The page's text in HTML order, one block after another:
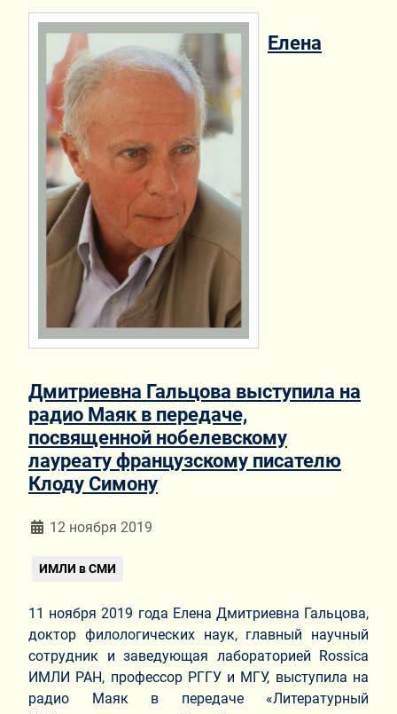
Елена
Дмитриевна Гальцова выступила на
радио Маяк в передаче,
посвященной нобелевскому
лауреату французскому писателю
Клоду Симону
Информация о материале
12 ноября 2019
ИМЛИ в СМИ
11 ноября 2019 года Елена Дмитриевна Гальцова,
доктор филологических наук, главный научный
сотрудник и заведующая лабораторией Rossica
ИМЛИ РАН, профессор РГГУ и МГУ, выступила на
радио Маяк в передаче «Литературный